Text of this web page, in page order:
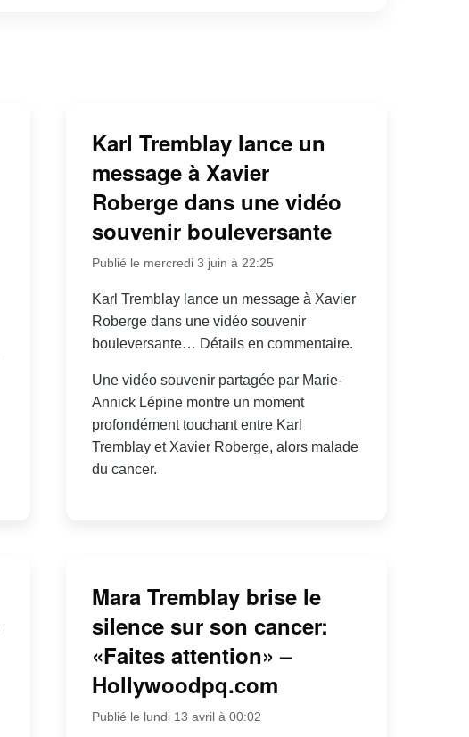
Karl Tremblay lance un
message à Xavier
Roberge dans une vidéo
souvenir bouleversante
Publié le mercredi 3 juin à 22:25
Karl Tremblay lance un message à Xavier
Roberge dans une vidéo souvenir
bouleversante… Détails en commentaire.
Une vidéo souvenir partagée par Marie-
Annick Lépine montre un moment
profondément touchant entre Karl
Tremblay et Xavier Roberge, alors malade
du cancer.
Mara Tremblay brise le
silence sur son cancer:
«Faites attention» –
Hollywoodpq.com
Publié le lundi 13 avril à 00:02